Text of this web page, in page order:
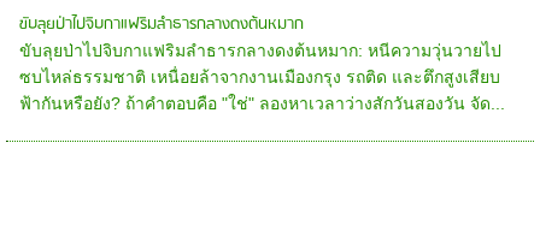
ขับลุยป่าไปจิบกาแฟริมลำธารกลางดงต้นหมาก
ขับลุยป่าไปจิบกาแฟริมลำธารกลางดงต้นหมาก: หนีความวุ่นวายไป
ซบไหล่ธรรมชาติ เหนื่อยล้าจากงานเมืองกรุง รถติด และตึกสูงเสียบ
ฟ้ากันหรือยัง? ถ้าคำตอบคือ "ใช่" ลองหาเวลาว่างสักวันสองวัน จัด...